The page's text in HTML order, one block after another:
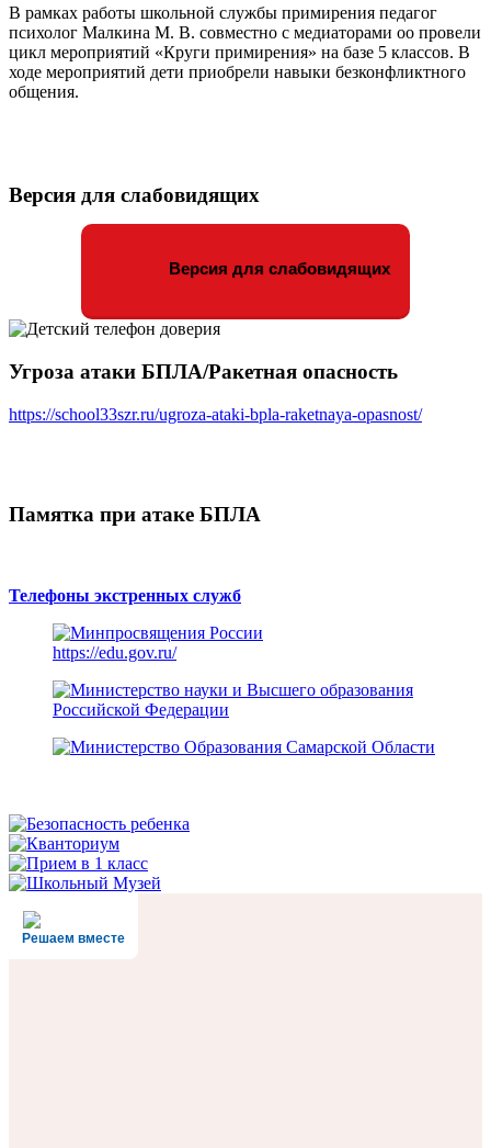
В рамках работы школьной службы примирения педагог
психолог Малкина М. В. совместно с медиаторами оо провели
цикл мероприятий «Круги примирения» на базе 5 классов. В
ходе мероприятий дети приобрели навыки безконфликтного
общения.
Версия для слабовидящих
Версия для слабовидящих
Угроза атаки БПЛА/Ракетная опасность
https://school33szr.ru/ugroza-ataki-bpla-raketnaya-opasnost/
Памятка при атаке БПЛА
Телефоны экстренных служб
https://edu.gov.ru/
Решаем вместе